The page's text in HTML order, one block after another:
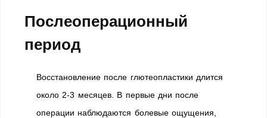
Послеоперационный
период
Восстановление после глютеопластики длится
около 2-3 месяцев. В первые дни после
операции наблюдаются болевые ощущения,